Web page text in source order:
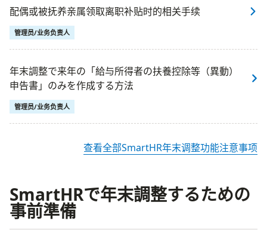
配偶或被抚养亲属领取离职补贴时的相关手续
管理员/业务负责人
年末調整で来年の「給与所得者の扶養控除等（異動）
申告書」のみを作成する方法
管理员/业务负责人
查看全部SmartHR年末调整功能注意事项
SmartHRで年末調整するための
事前準備